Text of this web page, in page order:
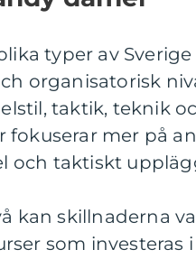
typer av
organisatorisk
taktik, teknik
mer på
och taktiskt
kan skillnaderna
som investeras